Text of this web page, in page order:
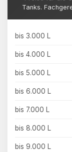
Tanks.
bis 3.000 L
bis 4.000 L
bis 5.000 L
bis 6.000 L
bis 7.000 L
bis 8.000 L
bis 9.000 L